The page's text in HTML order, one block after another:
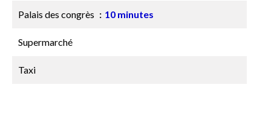
Palais des congrès 10 minutes
Supermarché
Taxi